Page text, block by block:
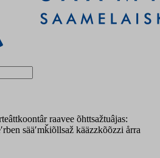
raavee õhttsažtuâjas:
sääʹmǩiõllsaž kääzzkõõzzi årra